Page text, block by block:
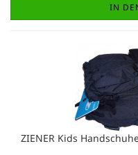
IN
ZIENER Kids